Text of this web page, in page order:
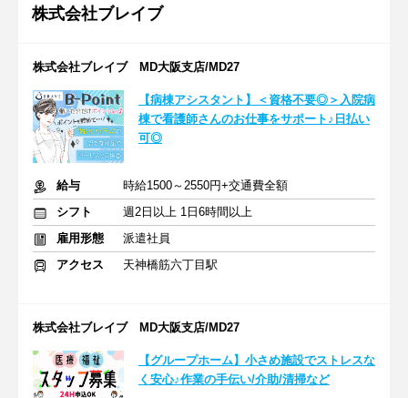
株式会社ブレイブ
株式会社ブレイブ MD大阪支店/MD27
【病棟アシスタント】＜資格不要◎＞入院病
棟で看護師さんのお仕事をサポート♪日払い
可◎
給与
時給1500～2550円+交通費全額
シフト
週2日以上 1日6時間以上
雇用形態
派遣社員
アクセス
天神橋筋六丁目駅
株式会社ブレイブ MD大阪支店/MD27
【グループホーム】小さめ施設でストレスな
く安心♪作業の手伝い/介助/清掃など